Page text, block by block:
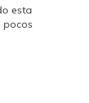
esta
pocos